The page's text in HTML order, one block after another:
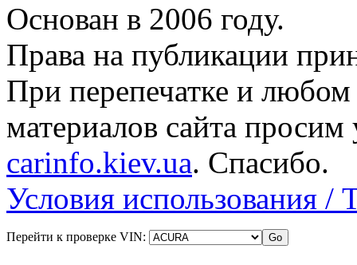
Основан в 2006 году.
Права на публикации
При перепечатке и
материалов сайта просим
carinfo.kiev.ua. Спасибо.
Условия использования /
Перейти к проверке VIN: